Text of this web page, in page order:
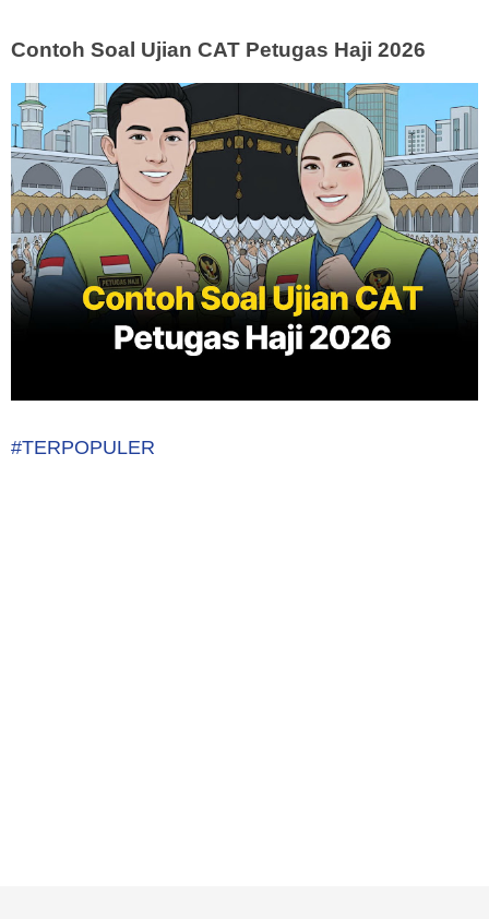
Contoh Soal Ujian CAT Petugas Haji 2026
#TERPOPULER